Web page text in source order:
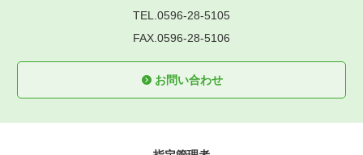
TEL.0596-28-5105
FAX.0596-28-5106
お問い合わせ